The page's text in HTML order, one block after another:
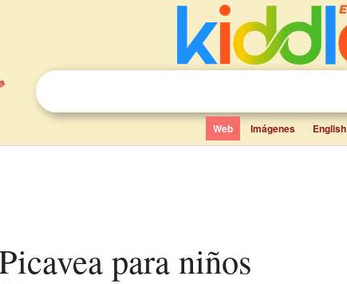
Web Imágenes English
Picavea para niños